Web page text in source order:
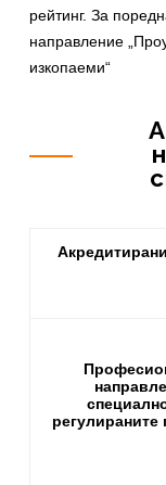
рейтинг. За
направление
изкопаеми“